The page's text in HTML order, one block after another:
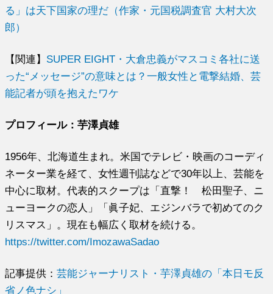
る」は天下国家の理だ（作家・元国税調査官 大村大次
郎）
【関連】 SUPER EIGHT・大倉忠義がマスコミ各社に送
った“メッセージ”の意味とは？一般女性と電撃結婚、芸
能記者が頭を抱えたワケ
プロフィール：芋澤貞雄
1956年、北海道生まれ。米国でテレビ・映画のコーディ
ネーター業を経て、女性週刊誌などで30年以上、芸能を
中心に取材。代表的スクープは「直撃！ 松田聖子、ニ
ューヨークの恋人」「眞子妃、エジンバラで初めてのク
リスマス」。現在も幅広く取材を続ける。
https://twitter.com/ImozawaSadao
記事提供：芸能ジャーナリスト・芋澤貞雄の「本日モ反
省ノ色ナシ」